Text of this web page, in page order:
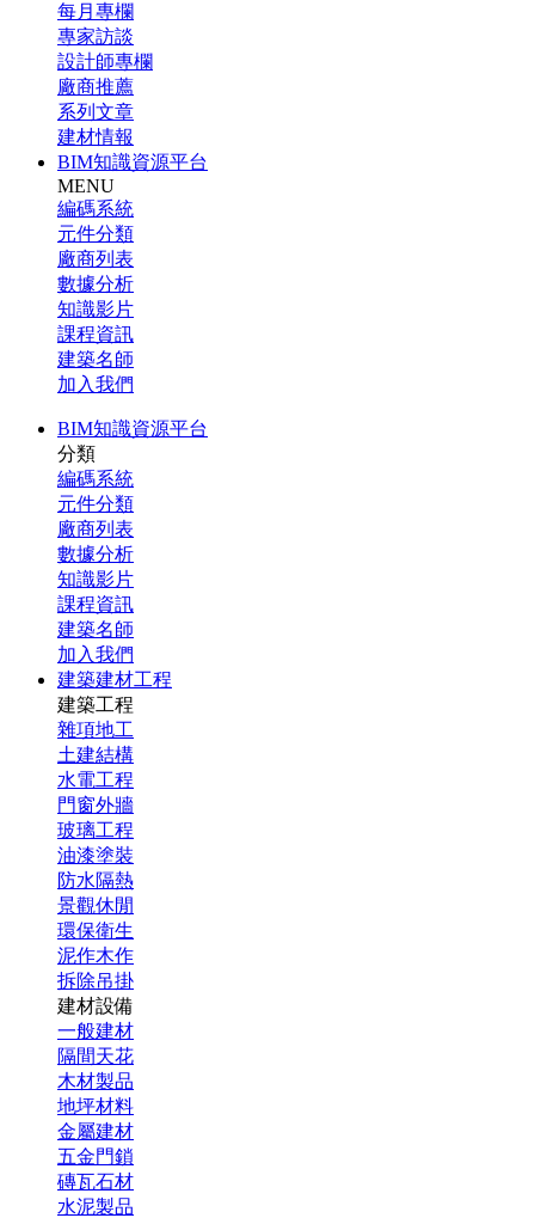
每月專欄
專家訪談
設計師專欄
廠商推薦
系列文章
建材情報
BIM知識資源平台
MENU
編碼系統
元件分類
廠商列表
數據分析
知識影片
課程資訊
建築名師
加入我們
BIM知識資源平台
分類
編碼系統
元件分類
廠商列表
數據分析
知識影片
課程資訊
建築名師
加入我們
建築建材工程
建築工程
雜項地工
土建結構
水電工程
門窗外牆
玻璃工程
油漆塗裝
防水隔熱
景觀休閒
環保衛生
泥作木作
拆除吊掛
建材設備
一般建材
隔間天花
木材製品
地坪材料
金屬建材
五金門鎖
磚瓦石材
水泥製品